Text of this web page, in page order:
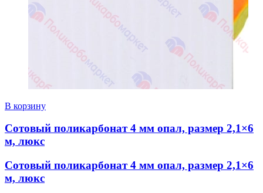
В корзину
Сотовый поликарбонат 4 мм опал, размер 2,1×6
м, люкс
Сотовый поликарбонат 4 мм опал, размер 2,1×6
м, люкс